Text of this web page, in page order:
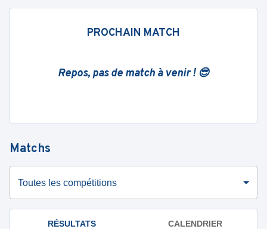
PROCHAIN MATCH
Repos, pas de match à venir ! 😎
Matchs
Toutes les compétitions
RÉSULTATS CALENDRIER